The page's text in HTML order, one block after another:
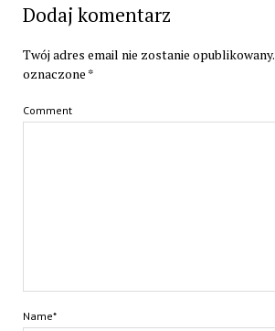
Dodaj komentarz
Twój adres email nie zostanie opublikowany.
oznaczone *
Comment
Name*